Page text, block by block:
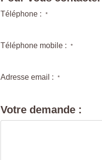
Téléphone :*
Téléphone mobile :*
Adresse email :*
Votre demande :